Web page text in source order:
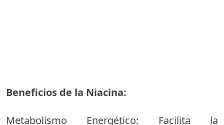
Beneficios de la Niacina:
Metabolismo Energético: Facilita la